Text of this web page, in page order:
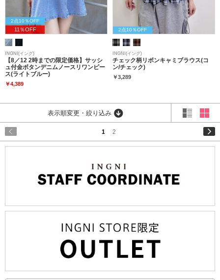
2点10％OFF
11％OFF
INGNI(イング)
【8／12 2時までの限定価格】サッシ
ュ付金ボタンデニムノースリワンピー
ス(ライトブルー)
￥4,389
2点10％OFF
INGNI(イング)
チェック柄リボンキャミブラウス(コ
ン/チェック)
￥3,289
表示順変更・絞り込み
1 2